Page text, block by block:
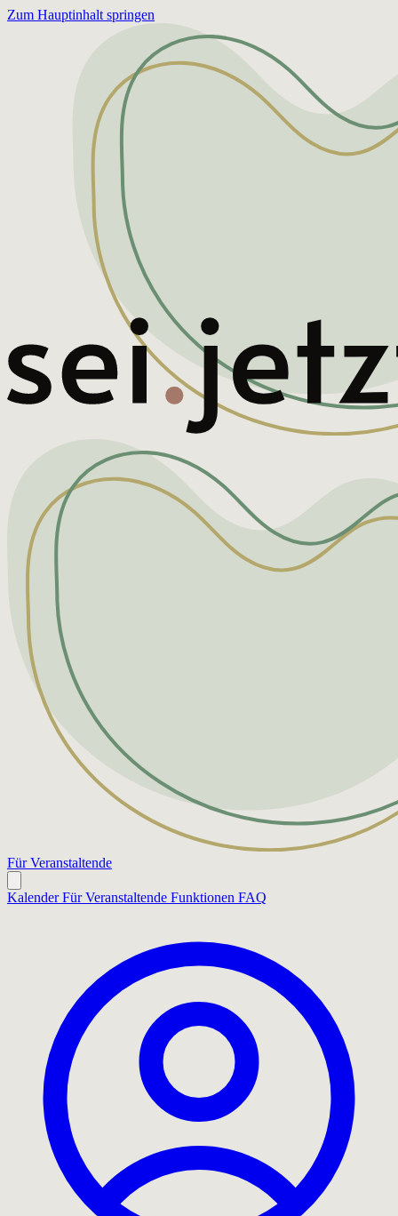
Zum Hauptinhalt springen
Für Veranstaltende
Kalender Für Veranstaltende Funktionen FAQ